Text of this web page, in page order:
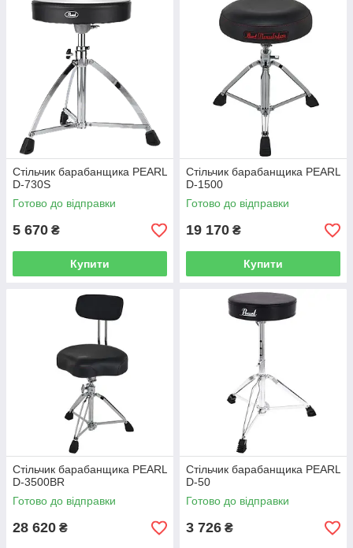
Стільчик барабанщика PEARL
D-730S
Готово до відправки
5 670 ₴
Купити
Стільчик барабанщика PEARL
D-1500
Готово до відправки
19 170 ₴
Купити
Стільчик барабанщика PEARL
D-3500BR
Готово до відправки
28 620 ₴
Стільчик барабанщика PEARL
D-50
Готово до відправки
3 726 ₴